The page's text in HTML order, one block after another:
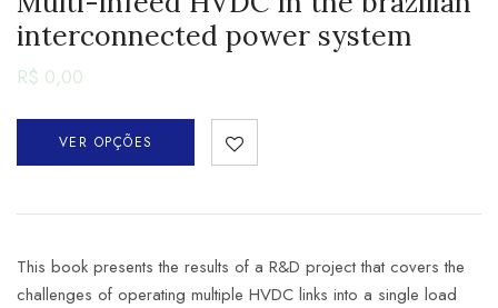
interconnected power system
R$ 0,00
VER OPÇÕES
This book presents the results of a R&D project that covers the
challenges of operating multiple HVDC links into a single load